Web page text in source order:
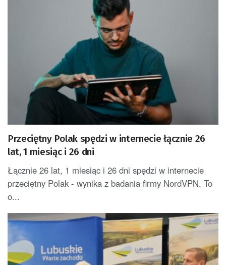
Przeciętny Polak spędzi w internecie łącznie 26
lat, 1 miesiąc i 26 dni
Łącznie 26 lat, 1 miesiąc i 26 dni spędzi w internecie
przeciętny Polak - wynika z badania firmy NordVPN. To
o...